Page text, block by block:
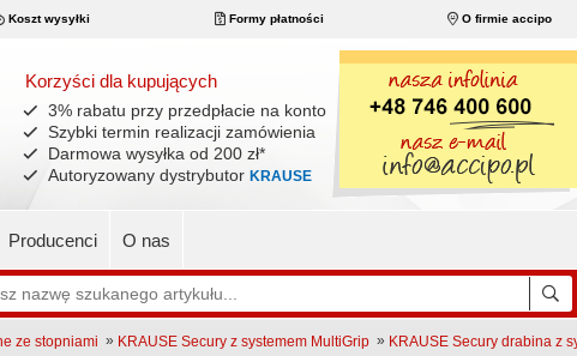
Koszt wysyłki Formy płatności O firmie accipo
Korzyści dla kupujących
3% rabatu przy przedpłacie na konto
Szybki termin realizacji zamówienia
Darmowa wysyłka od 200 zł*
Autoryzowany dystrybutor KRAUSE
Producenci O nas
ze stopniami » KRAUSE Secury z systemem MultiGrip » KRAUSE Secury drabina z